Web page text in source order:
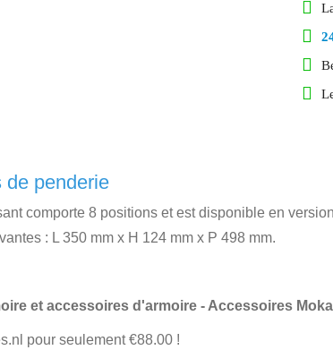
de penderie
comporte 8 positions et est disponible en
: L 350 mm x H 124 mm x P 498 mm.
et accessoires d'armoire - Accessoires Moka
pour seulement €88.00 !